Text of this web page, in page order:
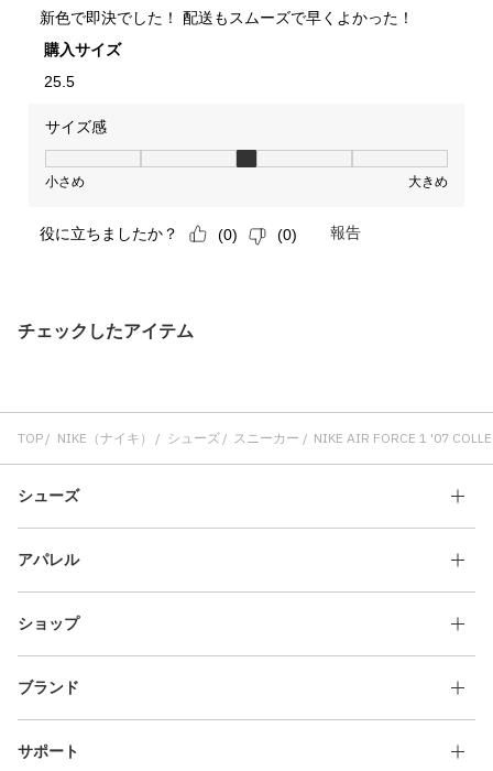
チェックしたアイテム
TOP NIKE（ナイキ） シューズ スニーカー NIKE AIR FORCE 1 '07
シューズ
アパレル
ショップ
ブランド
サポート